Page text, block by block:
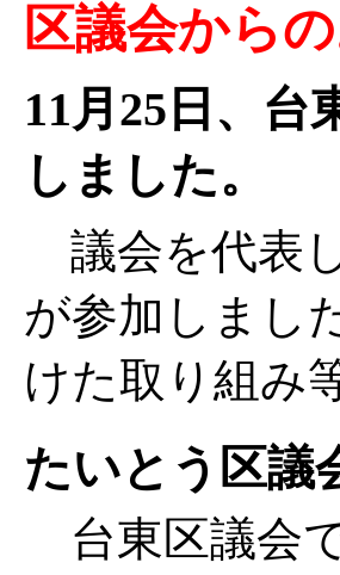
区議会から
11月25日、台
しました。
議会を代表
が参加しまし
けた取り組み
たいとう区議
台東区議会